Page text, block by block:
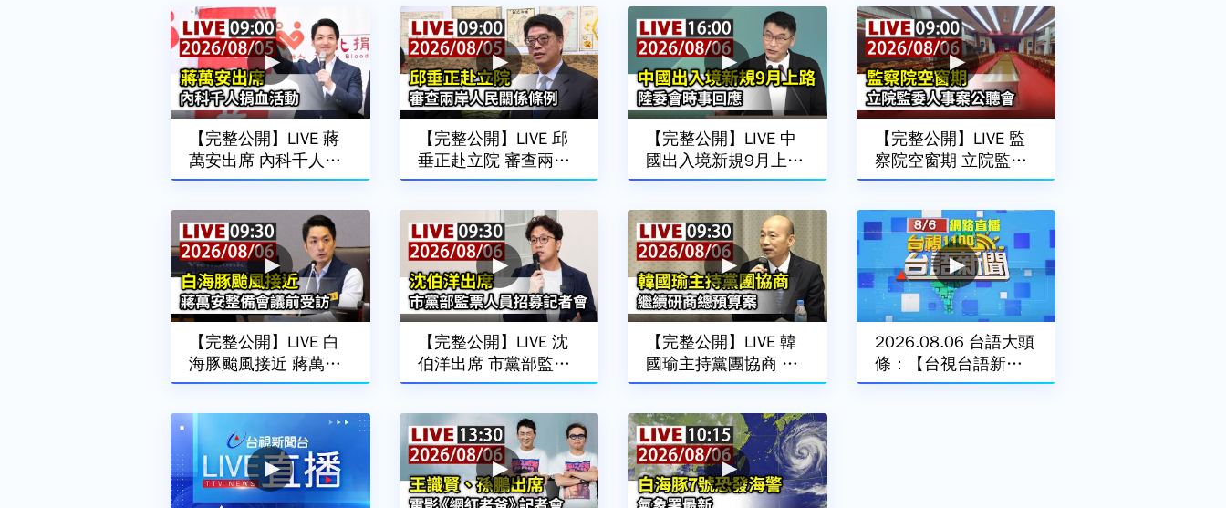
【完整公開】LIVE 蔣
萬安出席 內科千人捐
血活動
【完整公開】LIVE 邱
垂正赴立院 審查兩岸
人民關係條例
【完整公開】LIVE 中
國出入境新規9月上路
陸委會時事回應
【完整公開】LIVE 監
察院空窗期 立院監委
人事案公聽會
【完整公開】LIVE 白
海豚颱風接近 蔣萬安
整備會議前受訪
【完整公開】LIVE 沈
伯洋出席 市黨部監票
人員招募記者會
【完整公開】LIVE 韓
國瑜主持黨團協商 繼
續研商總預算案
2026.08.06 台語大頭
條：【台視台語新
聞】